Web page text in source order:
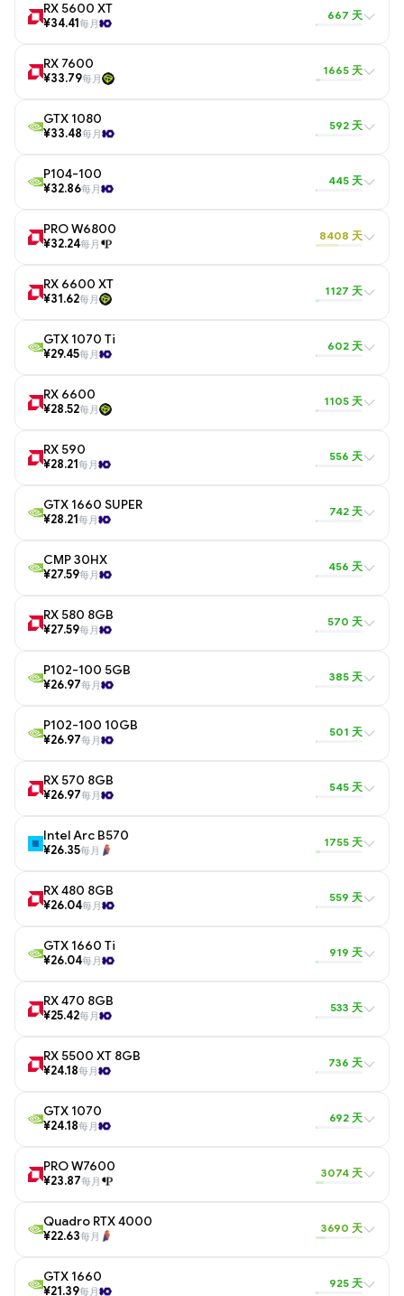
RX 5600 XT
¥34.41每月
667 天
RX 7600
¥33.79每月
1665 天
GTX 1080
¥33.48每月
592 天
P104-100
¥32.86每月
445 天
PRO W6800
¥32.24每月
8408 天
RX 6600 XT
¥31.62每月
1127 天
GTX 1070 Ti
¥29.45每月
602 天
RX 6600
¥28.52每月
1105 天
RX 590
¥28.21每月
556 天
GTX 1660 SUPER
¥28.21每月
742 天
CMP 30HX
¥27.59每月
456 天
RX 580 8GB
¥27.59每月
570 天
P102-100 5GB
¥26.97每月
385 天
P102-100 10GB
¥26.97每月
501 天
RX 570 8GB
¥26.97每月
545 天
Intel Arc B570
¥26.35每月
1755 天
RX 480 8GB
¥26.04每月
559 天
GTX 1660 Ti
¥26.04每月
919 天
RX 470 8GB
¥25.42每月
533 天
RX 5500 XT 8GB
¥24.18每月
736 天
GTX 1070
¥24.18每月
692 天
PRO W7600
¥23.87每月
3074 天
Quadro RTX 4000
¥22.63每月
3690 天
GTX 1660
¥21.39每月
925 天